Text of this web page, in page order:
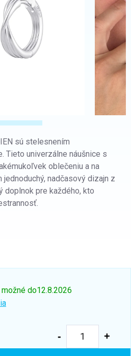
sú stelesnením
Tieto univerzálne náušnice s
oblečeniu a na
nadčasový dizajn z
doplnok pre každého, kto
do12.8.2026